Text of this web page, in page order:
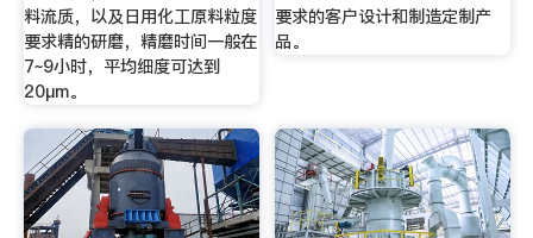
料流质，以及日用化工原料粒度
要求精的研磨，精磨时间一般在
7~9小时，平均细度可达到
20μm。
要求的客户设计和制造定制产
品。